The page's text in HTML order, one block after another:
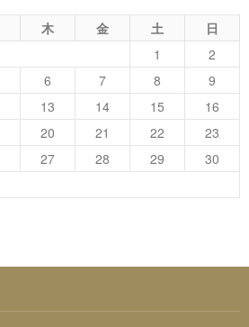
木 金 土
日
1
2
6 7 8
9
13 14 15
16
20 21 22
23
27 28 29
30